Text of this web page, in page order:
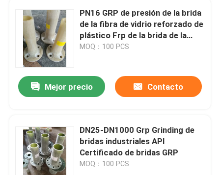
Sobre nosotros
Contactos
Productos
Tubo de fibra de vidrio
PN16 GRP de presión de la brida
de la fibra de vidrio reforzado de
plástico Frp de la brida de la
punta
MOQ：100 PCS
Mejor precio Contacto
DN25-DN1000 Grp Grinding de
bridas industriales API
Certificado de bridas GRP
MOQ：100 PCS